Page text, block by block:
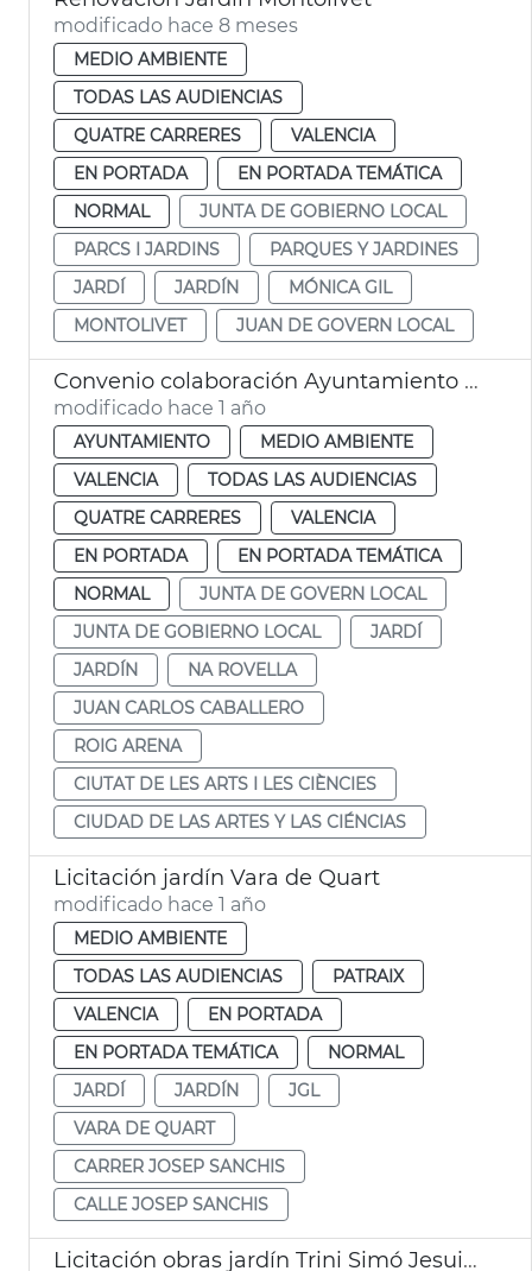
modificado hace 8 meses
MEDIO AMBIENTE
TODAS LAS AUDIENCIAS
QUATRE CARRERES
VALENCIA
EN PORTADA
EN PORTADA TEMÁTICA
NORMAL
JUNTA DE GOBIERNO LOCAL
PARCS I JARDINS
PARQUES Y JARDINES
JARDÍ
JARDÍN
MÓNICA GIL
MONTOLIVET
JUAN DE GOVERN LOCAL
Convenio colaboración Ayuntamiento - Roig Arena gestión jardín València
modificado hace 1 año
AYUNTAMIENTO
MEDIO AMBIENTE
VALENCIA
TODAS LAS AUDIENCIAS
QUATRE CARRERES
VALENCIA
EN PORTADA
EN PORTADA TEMÁTICA
NORMAL
JUNTA DE GOVERN LOCAL
JUNTA DE GOBIERNO LOCAL
JARDÍ
JARDÍN
NA ROVELLA
JUAN CARLOS CABALLERO
ROIG ARENA
CIUTAT DE LES ARTS I LES CIÈNCIES
CIUDAD DE LAS ARTES Y LAS CIÉNCIAS
Licitación jardín Vara de Quart
modificado hace 1 año
MEDIO AMBIENTE
TODAS LAS AUDIENCIAS
PATRAIX
VALENCIA
EN PORTADA
EN PORTADA TEMÁTICA
NORMAL
JARDÍ
JARDÍN
JGL
VARA DE QUART
CARRER JOSEP SANCHIS
CALLE JOSEP SANCHIS
Licitación obras jardín Trini Simó Jesuitas